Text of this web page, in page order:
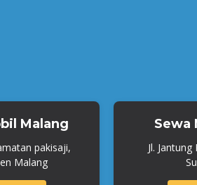
Malang
pakisaji,
Malang
Sewa
Jl.